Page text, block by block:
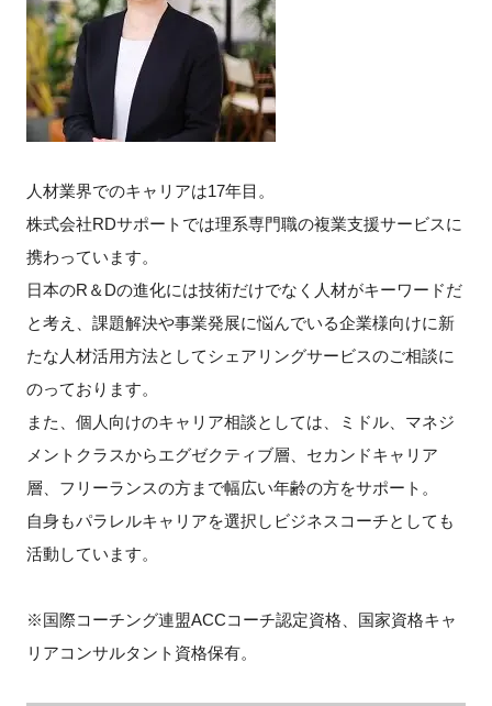
人材業界でのキャリアは17年目。
株式会社RDサポートでは理系専門職の複業支援サービスに
携わっています。
日本のR＆Dの進化には技術だけでなく人材がキーワードだ
と考え、課題解決や事業発展に悩んでいる企業様向けに新
たな人材活用方法としてシェアリングサービスのご相談に
のっております。
また、個人向けのキャリア相談としては、ミドル、マネジ
メントクラスからエグゼクティブ層、セカンドキャリア
層、フリーランスの方まで幅広い年齢の方をサポート。
自身もパラレルキャリアを選択しビジネスコーチとしても
活動しています。
※国際コーチング連盟ACCコーチ認定資格、国家資格キャ
リアコンサルタント資格保有。